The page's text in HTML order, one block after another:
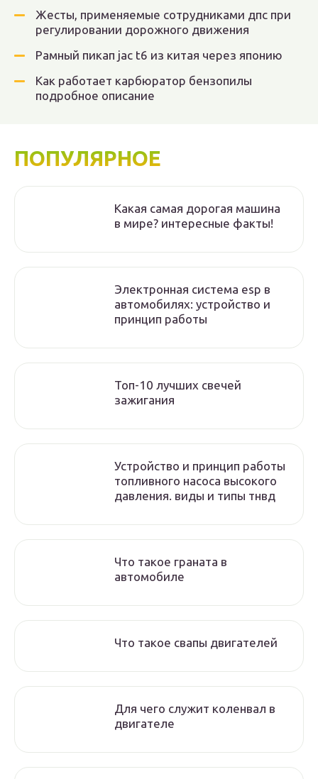
Жесты, применяемые сотрудниками дпс при
регулировании дорожного движения
Рамный пикап jac t6 из китая через японию
Как работает карбюратор бензопилы
подробное описание
ПОПУЛЯРНОЕ
Какая самая дорогая машина
в мире? интересные факты!
Электронная система esp в
автомобилях: устройство и
принцип работы
Топ-10 лучших свечей
зажигания
Устройство и принцип работы
топливного насоса высокого
давления. виды и типы тнвд
Что такое граната в
автомобиле
Что такое свапы двигателей
Для чего служит коленвал в
двигателе